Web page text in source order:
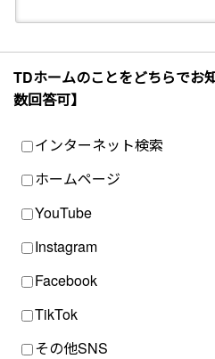
TDホームのことをどちらでお
数回答可】
インターネット検索
ホームページ
YouTube
Instagram
Facebook
TikTok
その他SNS